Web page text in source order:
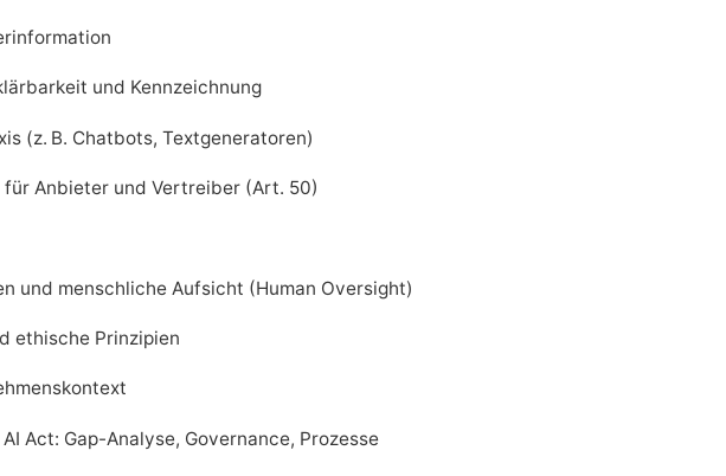
und Kennzeichnung
(z. B. Chatbots, Textgeneratoren)
Anbieter und Vertreiber (Art. 50)
und menschliche Aufsicht (Human Oversight)
ethische Prinzipien
Act: Gap-Analyse, Governance, Prozesse